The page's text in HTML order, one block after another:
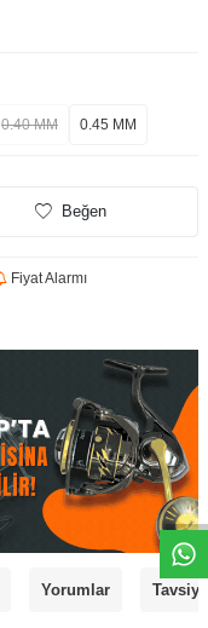
0.40 MM 0.45 MM
Beğen
Fiyat Alarmı
Yorumlar